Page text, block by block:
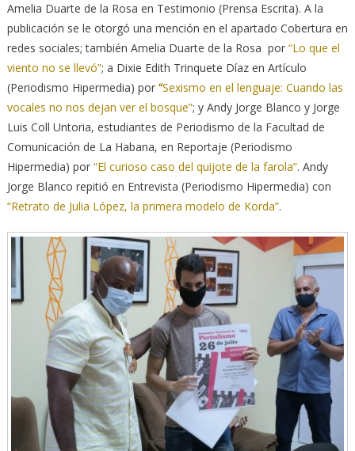
Amelia Duarte de la Rosa en Testimonio (Prensa Escrita). A la
publicación se le otorgó una mención en el apartado Cobertura en
redes sociales; también Amelia Duarte de la Rosa por “Lo que el
viento no se llevó”; a Dixie Edith Trinquete Díaz en Artículo
(Periodismo Hipermedia) por “Sexismo en el lenguaje: Cuando las
vocales no nos dejan ver el bosque”; y Andy Jorge Blanco y Jorge
Luis Coll Untoria, estudiantes de Periodismo de la Facultad de
Comunicación de La Habana, en Reportaje (Periodismo
Hipermedia) por “El curioso caso del quijote de la farola”. Andy
Jorge Blanco repitió en Entrevista (Periodismo Hipermedia) con
“Retrato de Julia López, la primera modelo de Korda”.